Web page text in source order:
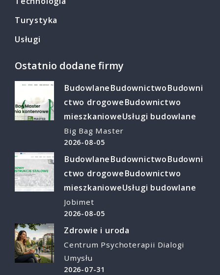
Turystyka
Usługi
Ostatnio dodane firmy
BudowlaneBudownictwoBudowni
ctwo drogoweBudownictwo
mieszkanioweUsługi budowlane
Big Bag Master
2026-08-05
BudowlaneBudownictwoBudowni
ctwo drogoweBudownictwo
mieszkanioweUsługi budowlane
Jobimet
2026-08-05
Zdrowie i uroda
Centrum Psychoterapii Dialogi
Umysłu
2026-07-31